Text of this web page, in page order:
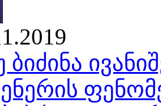
ბიძინა